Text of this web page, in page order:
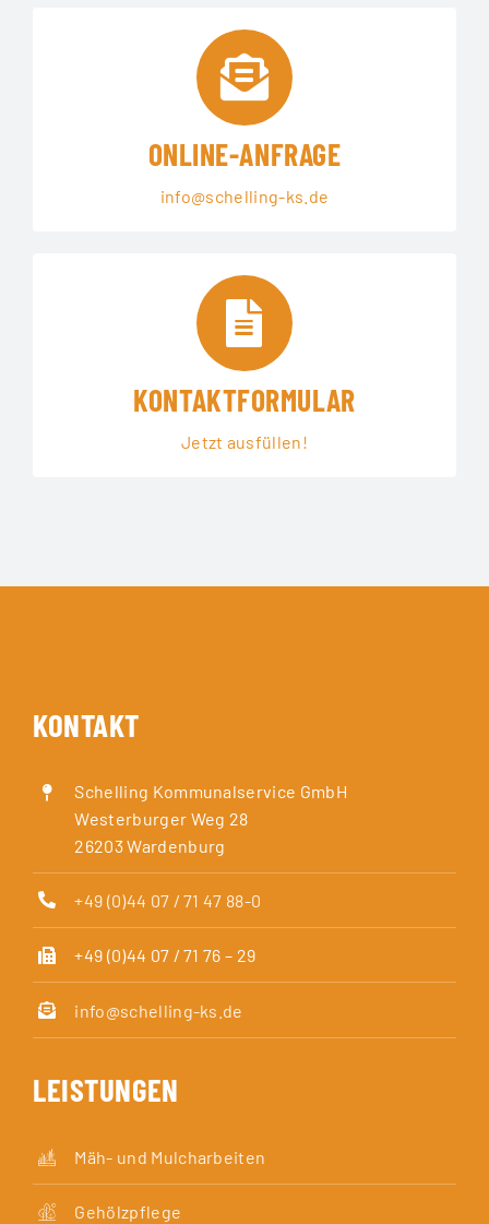
ONLINE-ANFRAGE
info@schelling-ks.de
KONTAKTFORMULAR
Jetzt ausfüllen!
KONTAKT
Schelling Kommunalservice GmbH
Westerburger Weg 28
26203 Wardenburg
+49 (0)44 07 / 71 47 88-0
+49 (0)44 07 / 71 76 – 29
info@schelling-ks.de
LEISTUNGEN
Mäh- und Mulcharbeiten
Gehölzpflege